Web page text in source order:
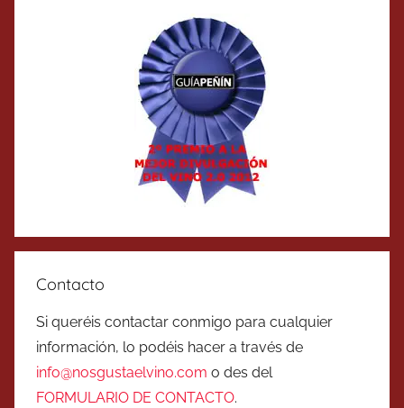
Contacto
Si queréis contactar conmigo para cualquier
información, lo podéis hacer a través de
info@nosgustaelvino.com o des del
FORMULARIO DE CONTACTO.